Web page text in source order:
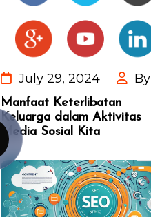
July 29, 2024 By
Manfaat Keterlibatan
Keluarga dalam Aktivitas
Media Sosial Kita